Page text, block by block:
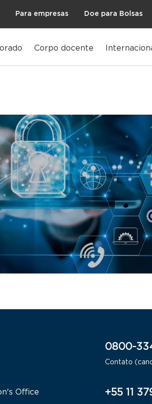
Para empresas Doe para Bolsas
Corpo docente
Office
0800-
Contato
+55 11